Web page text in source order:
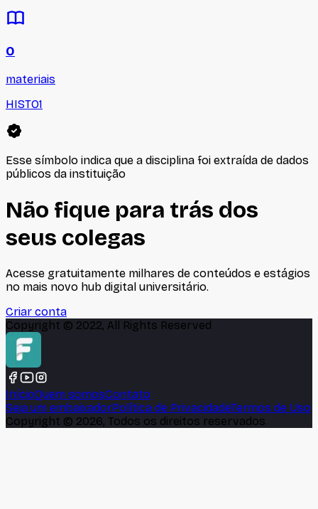
0
materiais
HISTO1
Esse símbolo indica que a disciplina foi extraída de dados
públicos da instituição
Não fique para trás dos
seus colegas
Acesse gratuitamente milhares de conteúdos e estágios
no mais novo hub digital universitário.
Criar conta
Copyright © 2022, All Rights Reserved
InícioQuem somosContato
Seja um embaixadorPolítica de PrivacidadeTermos de Uso
Copyright © 2026, Todos os direitos reservados